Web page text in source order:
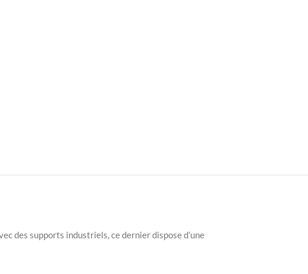
des supports industriels, ce dernier dispose d’une